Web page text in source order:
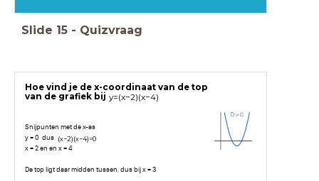
Slide 15 - Quizvraag
Hoe vind je de x-coordinaat van de top
van de grafiek bij
Snijpunten met de x-as
y = 0 dus
x = 2 en en x = 4
De top ligt daar midden tussen, dus bij x = 3
y=(x−2)(x−4)
(x−2)(x−4)=0